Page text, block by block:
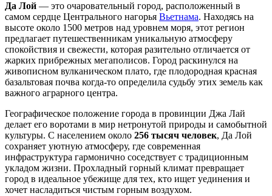
Да Лой — это очаровательный город, расположенный в
самом сердце Центрального нагорья Вьетнама. Находясь на
высоте около 1500 метров над уровнем моря, этот регион
предлагает путешественникам уникальную атмосферу
спокойствия и свежести, которая разительно отличается от
жарких прибрежных мегаполисов. Город раскинулся на
живописном вулканическом плато, где плодородная красная
базальтовая почва когда-то определила судьбу этих земель как
важного аграрного центра.
Географическое положение города в провинции Джа Лай
делает его воротами в мир нетронутой природы и самобытной
культуры. С населением около 256 тысяч человек, Да Лой
сохраняет уютную атмосферу, где современная
инфраструктура гармонично соседствует с традиционным
укладом жизни. Прохладный горный климат превращает
город в идеальное убежище для тех, кто ищет уединения и
хочет насладиться чистым горным воздухом.